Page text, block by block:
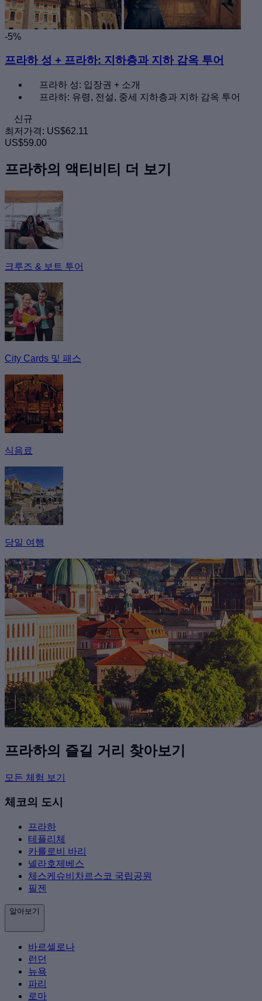
-5%
프라하 성 + 프라하: 지하층과 지하 감옥 투어
프라하 성: 입장권 + 소개
프라하: 유령, 전설, 중세 지하층과 지하 감옥 투어
신규
최저가격: US$62.11
US$59.00
프라하의 액티비티 더 보기
크루즈 & 보트 투어
City Cards 및 패스
식음료
당일 여행
프라하의 즐길 거리 찾아보기
모든 체험 보기
체코의 도시
프라하
테플리체
카를로비 바리
넬라호제베스
체스케슈비차르스코 국립공원
필젠
알아보기
바르셀로나
런던
뉴욕
파리
로마